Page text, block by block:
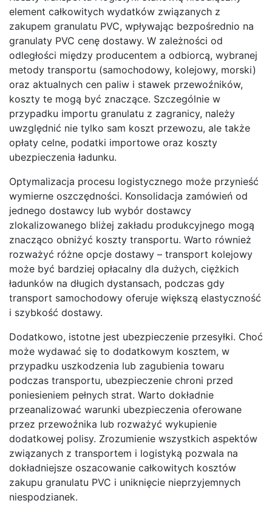
element całkowitych wydatków związanych z
zakupem granulatu PVC, wpływając bezpośrednio na
granulaty PVC cenę dostawy. W zależności od
odległości między producentem a odbiorcą, wybranej
metody transportu (samochodowy, kolejowy, morski)
oraz aktualnych cen paliw i stawek przewoźników,
koszty te mogą być znaczące. Szczególnie w
przypadku importu granulatu z zagranicy, należy
uwzględnić nie tylko sam koszt przewozu, ale także
opłaty celne, podatki importowe oraz koszty
ubezpieczenia ładunku.
Optymalizacja procesu logistycznego może przynieść
wymierne oszczędności. Konsolidacja zamówień od
jednego dostawcy lub wybór dostawcy
zlokalizowanego bliżej zakładu produkcyjnego mogą
znacząco obniżyć koszty transportu. Warto również
rozważyć różne opcje dostawy – transport kolejowy
może być bardziej opłacalny dla dużych, ciężkich
ładunków na długich dystansach, podczas gdy
transport samochodowy oferuje większą elastyczność
i szybkość dostawy.
Dodatkowo, istotne jest ubezpieczenie przesyłki. Choć
może wydawać się to dodatkowym kosztem, w
przypadku uszkodzenia lub zagubienia towaru
podczas transportu, ubezpieczenie chroni przed
poniesieniem pełnych strat. Warto dokładnie
przeanalizować warunki ubezpieczenia oferowane
przez przewoźnika lub rozważyć wykupienie
dodatkowej polisy. Zrozumienie wszystkich aspektów
związanych z transportem i logistyką pozwala na
dokładniejsze oszacowanie całkowitych kosztów
zakupu granulatu PVC i uniknięcie nieprzyjemnych
niespodzianek.